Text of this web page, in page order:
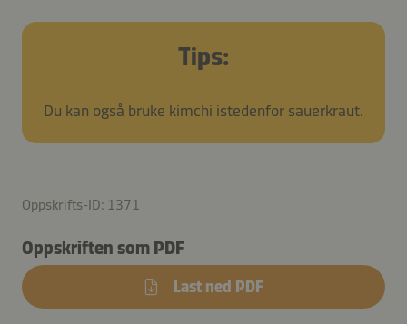
Tips:
Du kan også bruke kimchi istedenfor sauerkraut.
Oppskrifts-ID: 1371
Oppskriften som PDF
Last ned PDF